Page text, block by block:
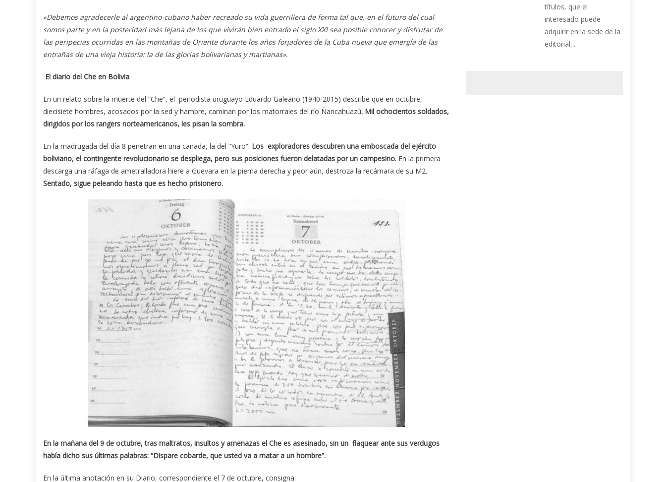
«Debemos agradecerle al argentino-cubano haber recreado su vida guerrillera de forma tal que, en el futuro del cual
somos parte y en la posteridad más lejana de los que vivirán bien entrado el siglo XXI sea posible conocer y disfrutar de
las peripecias ocurridas en las montañas de Oriente durante los años forjadores de la Cuba nueva que emergía de las
entrañas de una vieja historia: la de las glorias bolivarianas y martianas».
El diario del Che en Bolivia
En un relato sobre la muerte del “Che”, el periodista uruguayo Eduardo Galeano (1940-2015) describe que en octubre,
diecisiete hombres, acosados por la sed y hambre, caminan por los matorrales del río Ñancahuazú. Mil ochocientos soldados,
dirigidos por los rangers norteamericanos, les pisan la sombra.
En la madrugada del día 8 penetran en una cañada, la del “Yuro”. Los exploradores descubren una emboscada del ejército
boliviano, el contingente revolucionario se despliega, pero sus posiciones fueron delatadas por un campesino. En la primera
descarga una ráfaga de ametralladora hiere a Guevara en la pierna derecha y peor aún, destroza la recámara de su M2.
Sentado, sigue peleando hasta que es hecho prisionero.
En la mañana del 9 de octubre, tras maltratos, insultos y amenazas el Che es asesinado, sin un flaquear ante sus verdugos
había dicho sus últimas palabras: “Dispare cobarde, que usted va a matar a un hombre”.
En la última anotación en su Diario, correspondiente el 7 de octubre, consigna:
títulos, que el
interesado puede
adquirir en la sede de la
editorial,...